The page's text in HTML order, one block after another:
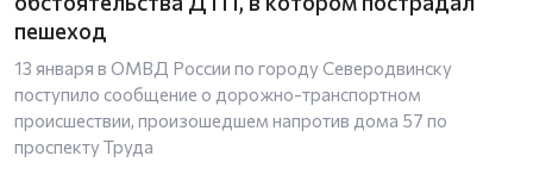
пешеход
13 января в ОМВД России по городу Северодвинску
поступило сообщение о дорожно-транспортном
происшествии, произошедшем напротив дома 57 по
проспекту Труда